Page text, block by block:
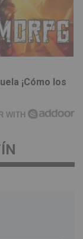
¡Cómo los
WITH